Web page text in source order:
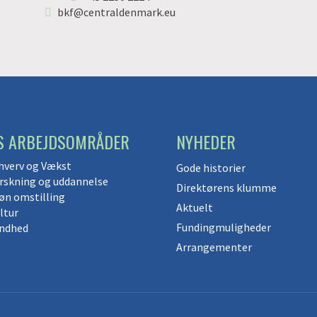
bkf@centraldenmark.eu
ARBEJDSOMRÅDER
og Vækst
og uddannelse
omstilling
NYHEDER
Gode historier
Direktørens klumme
Aktuelt
Fundingmuligheder
Arrangementer